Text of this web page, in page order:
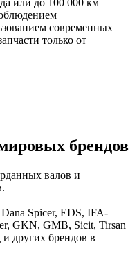
современных
только от
брендов
валов и
Spicer, EDS, IFA-
GKN, GMB, Sicit, Tirsan
и других брендов в